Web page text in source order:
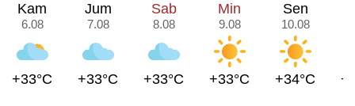
Kam
6.08
+33°C
Jum
7.08
+33°C
Sab
8.08
+33°C
Min
9.08
+33°C
Sen
10.08
+34°C